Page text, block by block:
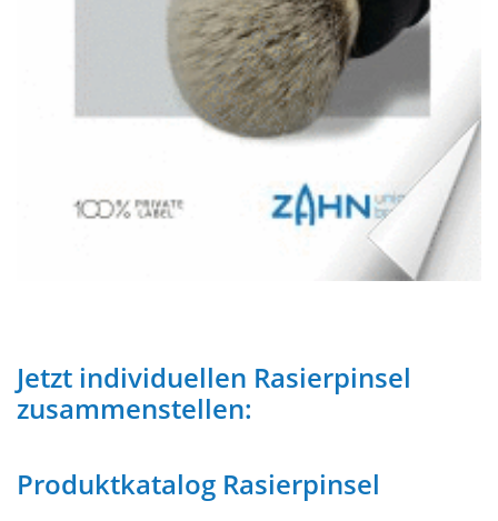
Jetzt individuellen Rasierpinsel
zusammenstellen:
Produktkatalog Rasierpinsel